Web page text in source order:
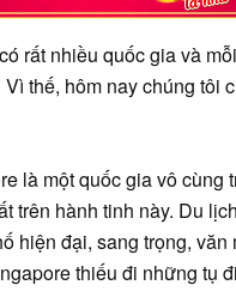
rất nhiều quốc gia và
Vì thế, hôm nay chúng tôi
là một quốc gia vô cùng
trên hành tinh này. Du
hiện đại, sang trọng,
thiếu đi những tụ